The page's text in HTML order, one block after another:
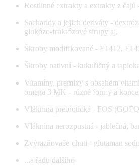
Rostlinné extrakty a extrakty z čajů
Sacharidy a jejich deriváty -
glukózo-fruktózové sirupy aj.
Škroby modifikované - E1412,
Škroby nativní - kukuřičný a
Vitamíny, premixy s obsahem
omega 3 MK - různé formy a
Vláknina prebiotická - FOS
Vláknina nerozpustná - jablečná,
Zvýrazňovače chuti - glutaman
...a řadu dalšího